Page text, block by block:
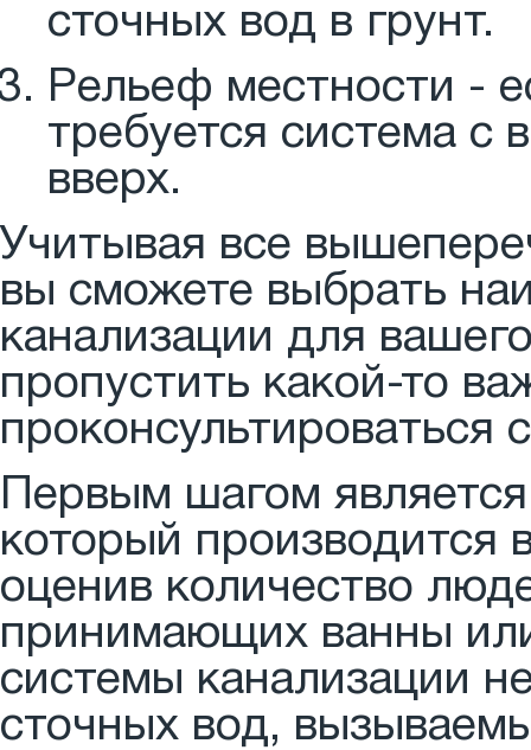
сточных вод в грунт.
Рельеф местности -
требуется система
вверх.
Учитывая все
вы сможете выбрать
канализации для
пропустить какой-то
проконсультироваться
Первым шагом
который
оценив количество
принимающих ванны
системы канализации
сточных вод,